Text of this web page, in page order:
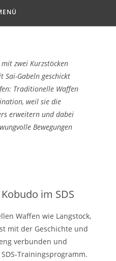
zwei Kurzstöcken
Sai-Gabeln geschickt
Traditionelle Waffen
weil sie die
erweitern und dabei
Bewegungen
im SDS
Waffen wie Langstock,
mit der Geschichte und
verbunden und
Trainingsprogramm.